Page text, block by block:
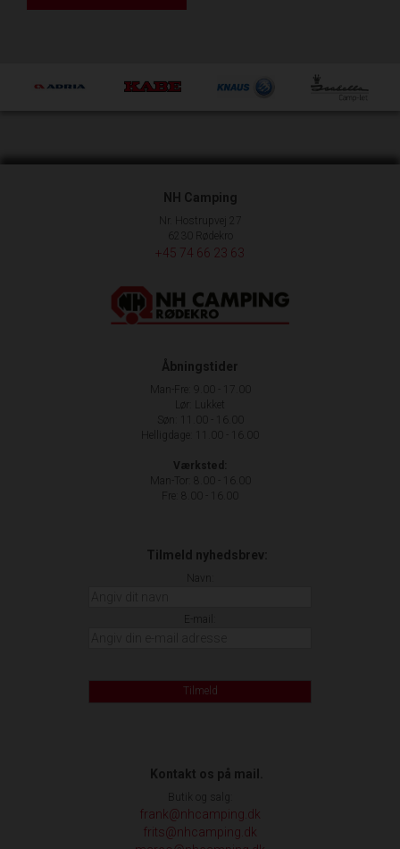
NH Camping
Nr. Hostrupvej 27
6230 Rødekro
+45 74 66 23 63
Åbningstider
Man-Fre: 9.00 - 17.00
Lør: Lukket
Søn: 11.00 - 16.00
Helligdage: 11.00 - 16.00
Værksted:
Man-Tor: 8.00 - 16.00
Fre: 8.00 - 16.00
Tilmeld nyhedsbrev:
Navn:
E-mail:
Tilmeld
Kontakt os på mail.
Butik og salg:
frank@nhcamping.dk
frits@nhcamping.dk